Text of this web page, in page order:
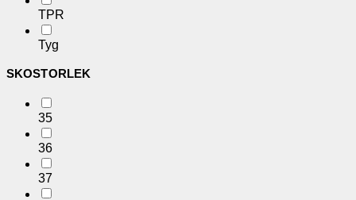
TPR
Tyg
SKOSTORLEK
35
36
37